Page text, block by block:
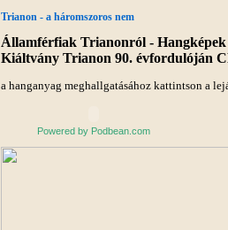
Trianon - a háromszoros nem
Államférfiak Trianonról -
Kiáltvány Trianon 90. évfordulóján
a hanganyag meghallgatásához kattintson a
Powered by Podbean.com